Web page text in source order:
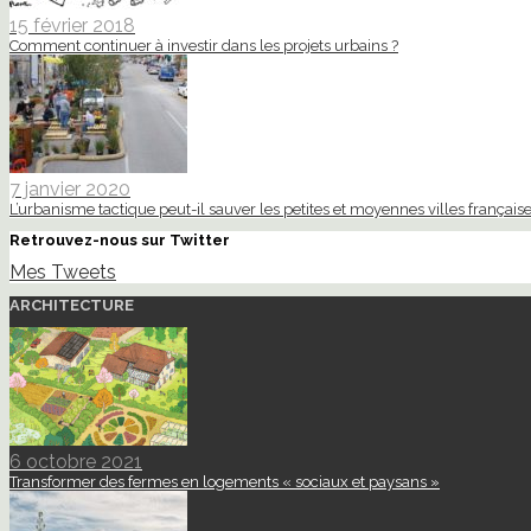
15 février 2018
Comment continuer à investir dans les projets urbains ?
7 janvier 2020
L’urbanisme tactique peut-il sauver les petites et moyennes villes
Retrouvez-nous sur Twitter
Mes Tweets
ARCHITECTURE
6 octobre 2021
Transformer des fermes en logements « sociaux et paysans »